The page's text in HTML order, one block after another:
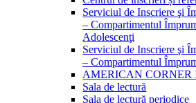
Serviciul de Inscriere şi
– Compartimentul
Adolescenţi
Serviciul de Inscriere şi
– Compartimentul
AMERICAN CORNER
Sala de lectură
Sala de lectură periodice